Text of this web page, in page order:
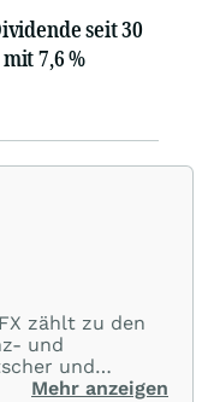
seit 30
7,6 %
zählt zu den
und
und
ein
Mehr anzeigen